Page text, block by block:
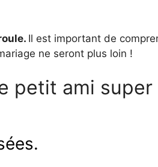
Il est important de
ne seront plus loin !
petit ami